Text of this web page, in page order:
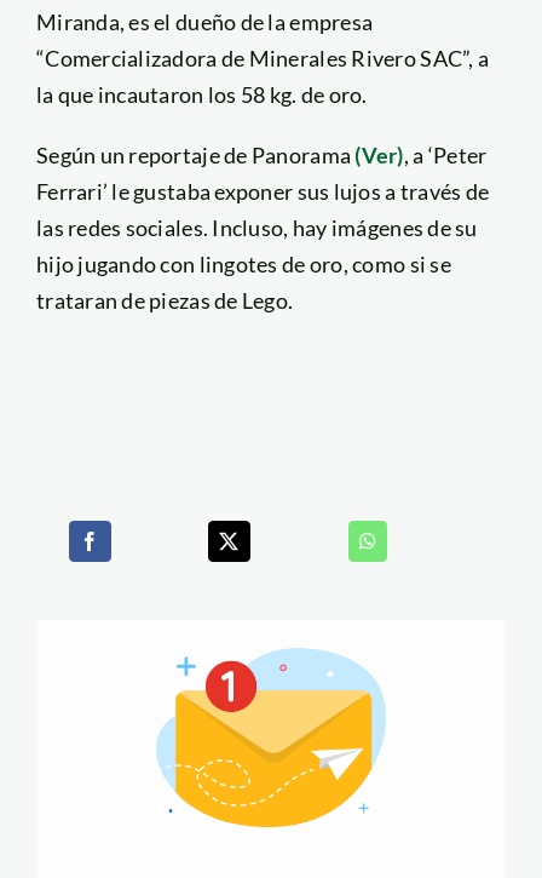
Miranda, es el dueño de la empresa
“Comercializadora de Minerales Rivero SAC”, a
la que incautaron los 58 kg. de oro.
Según un reportaje de Panorama (Ver), a ‘Peter
Ferrari’ le gustaba exponer sus lujos a través de
las redes sociales. Incluso, hay imágenes de su
hijo jugando con lingotes de oro, como si se
trataran de piezas de Lego.